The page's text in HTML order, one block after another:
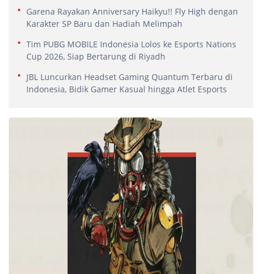
Garena Rayakan Anniversary Haikyu!! Fly High dengan
Karakter SP Baru dan Hadiah Melimpah
Tim PUBG MOBILE Indonesia Lolos ke Esports Nations
Cup 2026, Siap Bertarung di Riyadh
JBL Luncurkan Headset Gaming Quantum Terbaru di
Indonesia, Bidik Gamer Kasual hingga Atlet Esports